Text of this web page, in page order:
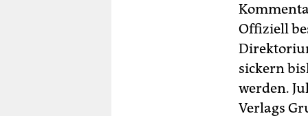
Offiziell
sickern
werden.
Verlags